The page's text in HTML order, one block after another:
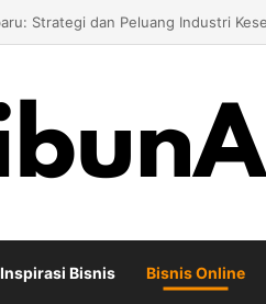
Kue untuk Menciptakan Pengalaman
Inspirasi Bisnis Bisnis Online